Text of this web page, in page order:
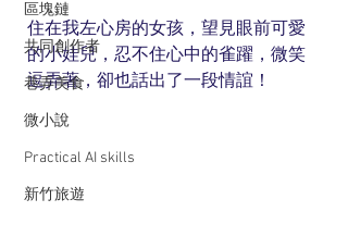
區塊鏈
共同創作者
巷弄美食
微小說
Practical AI skills
新竹旅遊
住在我左心房的女孩，望見眼前可愛
的小娃兒，忍不住心中的雀躍，微笑
逗弄著，卻也話出了一段情誼！